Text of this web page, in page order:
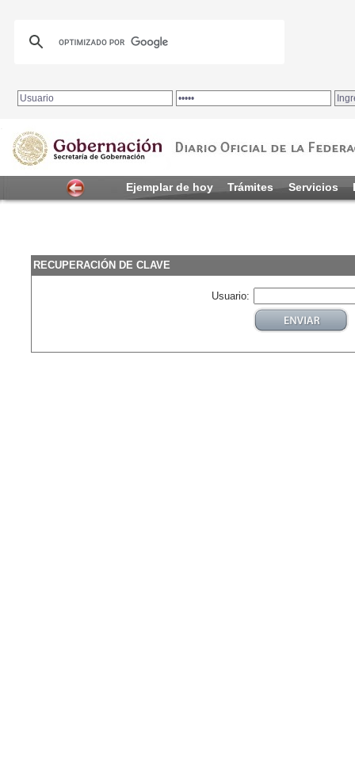
Ejemplar de hoy Trámites Servicios
RECUPERACIÓN DE CLAVE
Usuario: